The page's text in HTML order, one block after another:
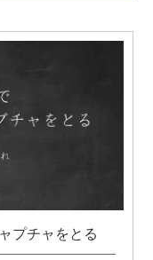
プチャをとる